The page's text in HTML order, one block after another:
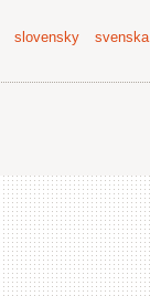
slovensky
svenska